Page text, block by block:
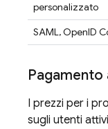
personalizzato
SAML, OpenID
Pagamento
I prezzi per i
sugli utenti